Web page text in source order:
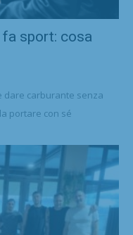
sport: cosa
dare carburante senza
portare con sé